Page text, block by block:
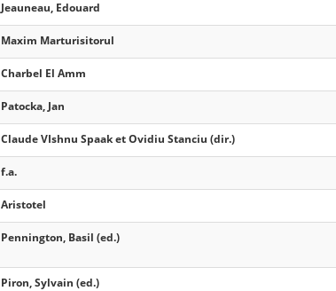
Jeauneau, Edouard
Maxim Marturisitorul
Charbel El Amm
Patocka, Jan
Claude VIshnu Spaak et Ovidiu Stanciu (dir.)
f.a.
Aristotel
Pennington, Basil (ed.)
Piron, Sylvain (ed.)